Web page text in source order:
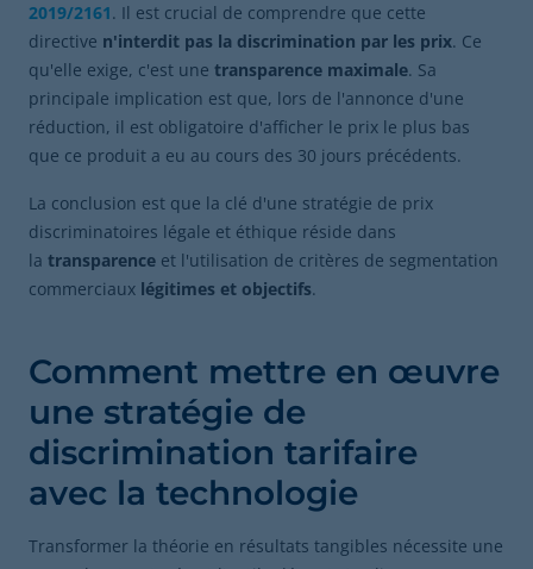
2019/2161. Il est crucial de comprendre que cette
directive n'interdit pas la discrimination par les prix. Ce
qu'elle exige, c'est une transparence maximale. Sa
principale implication est que, lors de l'annonce d'une
réduction, il est obligatoire d'afficher le prix le plus bas
que ce produit a eu au cours des 30 jours précédents.
La conclusion est que la clé d'une stratégie de prix
discriminatoires légale et éthique réside dans
la transparence et l'utilisation de critères de segmentation
commerciaux légitimes et objectifs.
Comment mettre en œuvre
une stratégie de
discrimination tarifaire
avec la technologie
Transformer la théorie en résultats tangibles nécessite une